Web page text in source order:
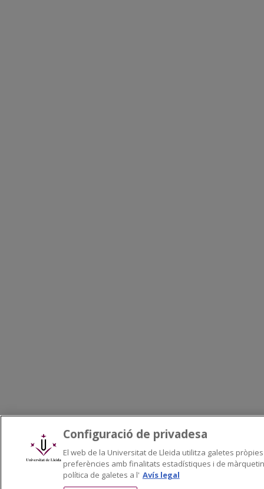
Configuració de privadesa
El web de la Universitat de Lleida utilitza galetes
preferències amb finalitats estadístiques i de
política de galetes a l' Avís legal